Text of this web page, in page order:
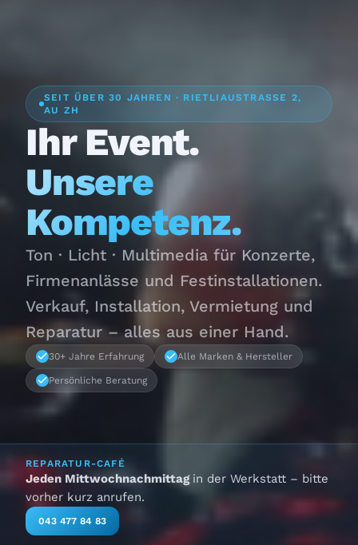
SEIT ÜBER 30 JAHREN · RIETLIAUSTRASSE 2,
AU ZH
Ihr Event.
Unsere
Kompetenz.
Ton · Licht · Multimedia für Konzerte,
Firmenanlässe und Festinstallationen.
Verkauf, Installation, Vermietung und
Reparatur – alles aus einer Hand.
30+ Jahre Erfahrung Alle Marken & Hersteller
Persönliche Beratung
REPARATUR-CAFÉ
Jeden Mittwochnachmittag in der Werkstatt – bitte
vorher kurz anrufen.
043 477 84 83